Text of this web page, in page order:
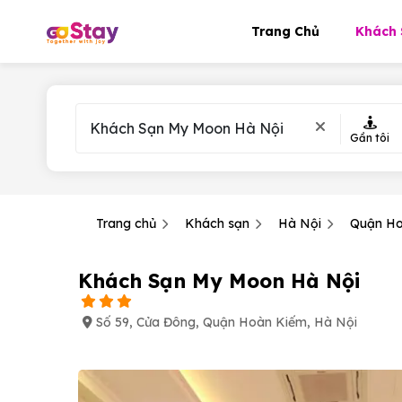
Trang Chủ Khách
Gần tôi
Trang chủ Khách sạn Hà Nội Quận
Khách Sạn My Moon Hà Nội
Số 59, Cửa Đông, Quận Hoàn Kiếm, Hà Nội